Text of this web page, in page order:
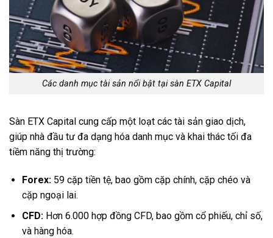
Các danh mục tài sản nổi bật tại sàn ETX Capital
Sàn ETX Capital cung cấp một loạt các tài sản giao dịch,
giúp nhà đầu tư đa dạng hóa danh mục và khai thác tối đa
tiềm năng thị trường:
Forex: 59 cặp tiền tệ, bao gồm cặp chính, cặp chéo và
cặp ngoại lai.
CFD: Hơn 6.000 hợp đồng CFD, bao gồm cổ phiếu, chỉ số,
và hàng hóa.